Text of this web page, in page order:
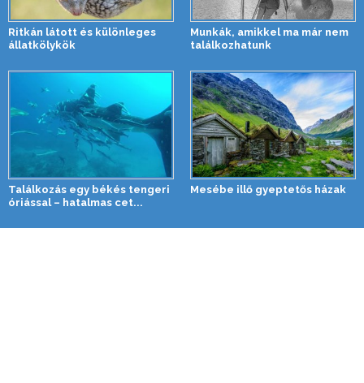
Ritkán látott és különleges
állatkölykök
Munkák, amikkel ma már nem
találkozhatunk
Találkozás egy békés tengeri
óriással – hatalmas cet...
Mesébe illő gyeptetős házak